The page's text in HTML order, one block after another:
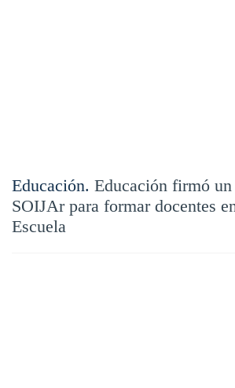
Educación. Educación firmó
SOIJAr para formar docentes
Escuela